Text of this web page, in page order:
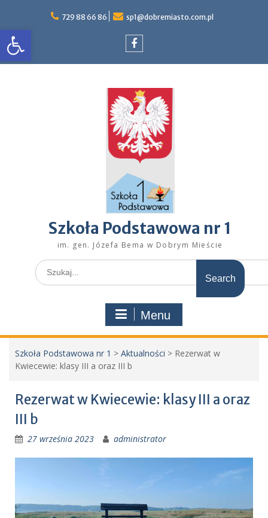
Otwórz pasek narzędzicontent
729 88 66 86 sp1@dobremiasto.com.pl
Szkoła Podstawowa nr 1
im. gen. Józefa Bema w Dobrym Mieście
Search
for:
Menu
Szkoła Podstawowa nr 1 > Aktualności > Rezerwat w
Kwiecewie: klasy III a oraz III b
Rezerwat w Kwiecewie: klasy III a oraz
III b
27 września 2023 administrator